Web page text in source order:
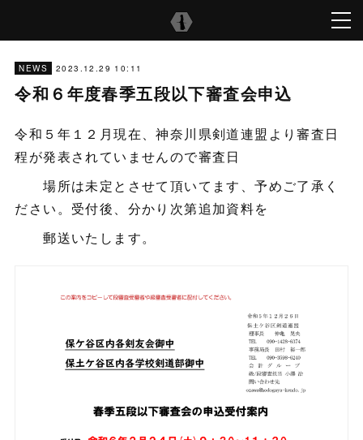
NEWS 2023.12.29 10:11
令和６年度春季五段以下審査会申込
令和５年１２月現在、神奈川県剣道連盟より審査日
程が発表されていませんので審査日
場所は未定とさせて頂いてます、予めご了承く
ださい。受付後、分かり次第追加資料を
郵送いたします。